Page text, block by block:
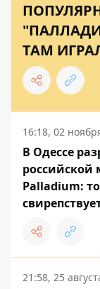
ТАМ
16:18, 02
В Одессе
российской
Palladium:
21:58, 25